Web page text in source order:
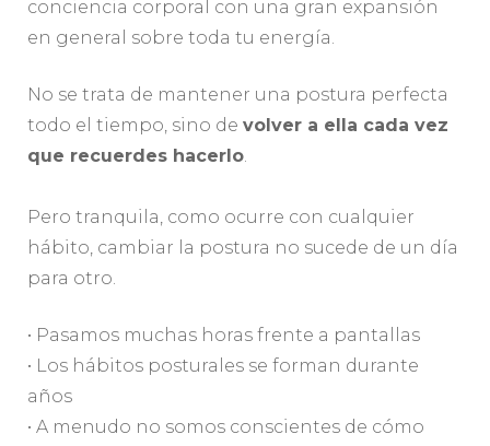
conciencia corporal con una gran expansión
en general sobre toda tu energía.
No se trata de mantener una postura perfecta
todo el tiempo, sino de volver a ella cada vez
que recuerdes hacerlo.
Pero tranquila, como ocurre con cualquier
hábito, cambiar la postura no sucede de un día
para otro.
• Pasamos muchas horas frente a pantallas
• Los hábitos posturales se forman durante
años
• A menudo no somos conscientes de cómo